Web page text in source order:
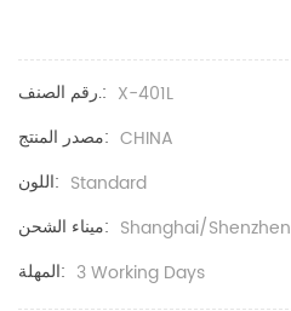
رقم الصنف.: X-401L
مصدر المنتج: CHINA
اللون: Standard
ميناء الشحن: Shanghai/Shenzhen
المهلة: 3 Working Days